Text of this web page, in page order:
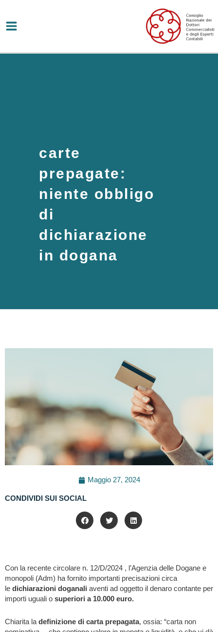
contenuto
carte
prepagate:
niente obbligo
di
dichiarazione
in dogana
Maggio 27, 2024
CONDIVIDI SUI SOCIAL
Con la recente circolare n. 12/D/2024 , l’Agenzia delle Dogane e
monopoli (Adm) ha fornito importanti precisazioni circa
le dichiarazioni doganali aventi ad oggetto il denaro contante per
importi uguali o superiori a 10.000 euro.
Chiarita la definizione di carta prepagata, ossia: “carta non